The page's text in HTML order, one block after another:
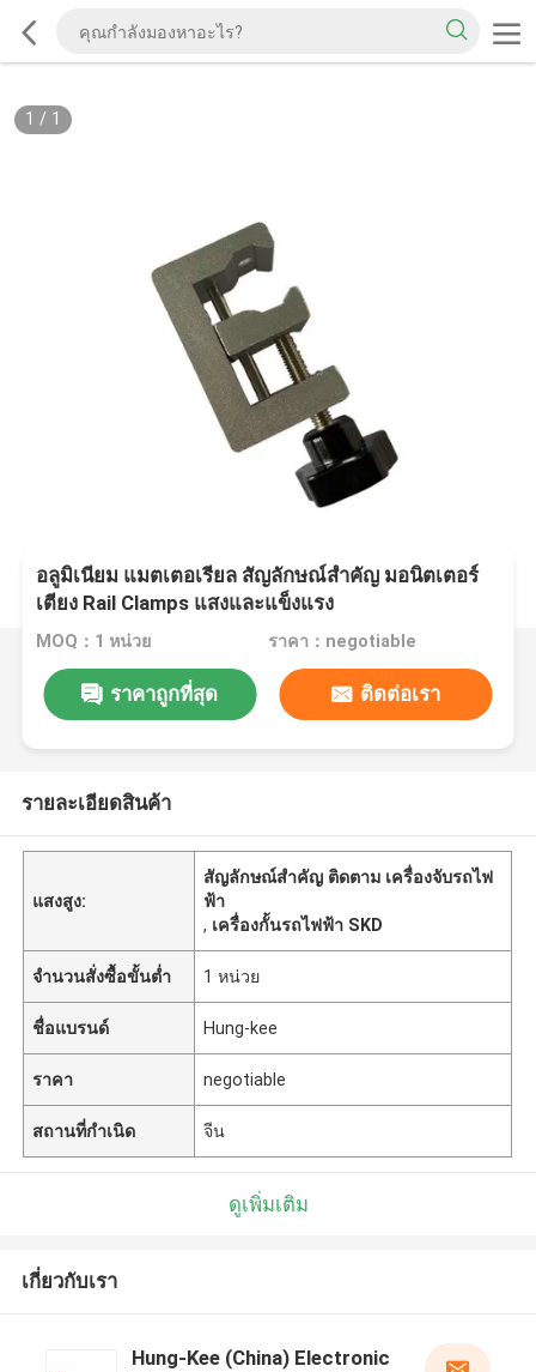
1 / 1
อลูมิเนียม แมตเตอเรียล สัญลักษณ์สําคัญ มอนิตเตอร์
เตียง Rail Clamps แสงและแข็งแรง
MOQ：1 หน่วย ราคา：negotiable
ราคาถูกที่สุด ติดต่อเรา
รายละเอียดสินค้า
แสงสูง:
สัญลักษณ์สําคัญ ติดตาม เครื่องจับรถไฟ
ฟ้า
, เครื่องกั้นรถไฟฟ้า SKD
จำนวนสั่งซื้อขั้นต่ำ 1 หน่วย
ชื่อแบรนด์ Hung-kee
ราคา negotiable
สถานที่กำเนิด จีน
ดูเพิ่มเติม
เกี่ยวกับเรา
Hung-Kee (China) Electronic